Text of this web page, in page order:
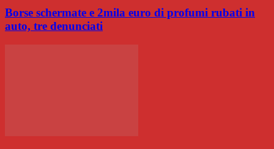
Borse schermate e 2mila euro di profumi rubati in
auto, tre denunciati